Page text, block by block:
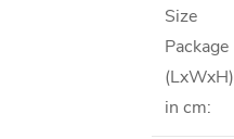
Size
Package
(LxWxH)
in cm: